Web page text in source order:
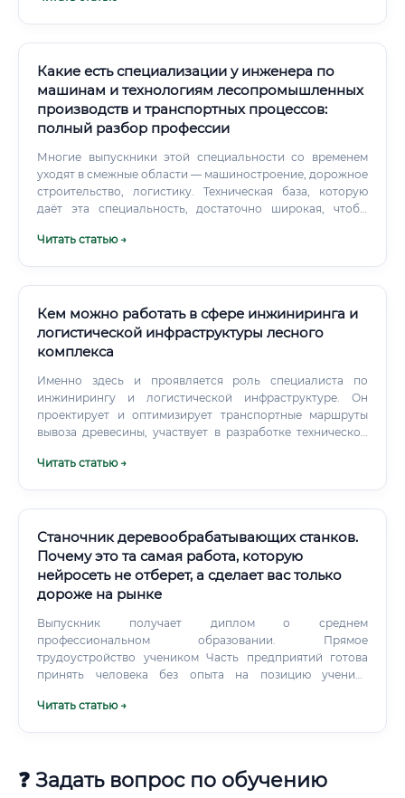
Какие есть специализации у инженера по
машинам и технологиям лесопромышленных
производств и транспортных процессов:
полный разбор профессии
Многие выпускники этой специальности со временем
уходят в смежные области — машиностроение, дорожное
строительство, логистику. Техническая база, которую
даёт эта специальность, достаточно широкая, чтобы
компетенций здесь шире, чем кажется на первый взгляд.
Читать статью →
Кем можно работать в сфере инжиниринга и
логистической инфраструктуры лесного
комплекса
Именно здесь и проявляется роль специалиста по
инжинирингу и логистической инфраструктуре. Он
проектирует и оптимизирует транспортные маршруты
вывоза древесины, участвует в разработке технической
техники и оборудования, внедряет цифровые системы
интеллектуальную работу за компьютером и
практическую деятельность непосредственно на
производственных объектах.
Читать статью →
Станочник деревообрабатывающих станков.
Почему это та самая работа, которую
нейросеть не отберет, а сделает вас только
дороже на рынке
Выпускник получает диплом о среднем
профессиональном образовании. Прямое
трудоустройство учеником Часть предприятий готова
принять человека без опыта на позицию ученика
производстве.
Читать статью →
❓ Задать вопрос по обучению